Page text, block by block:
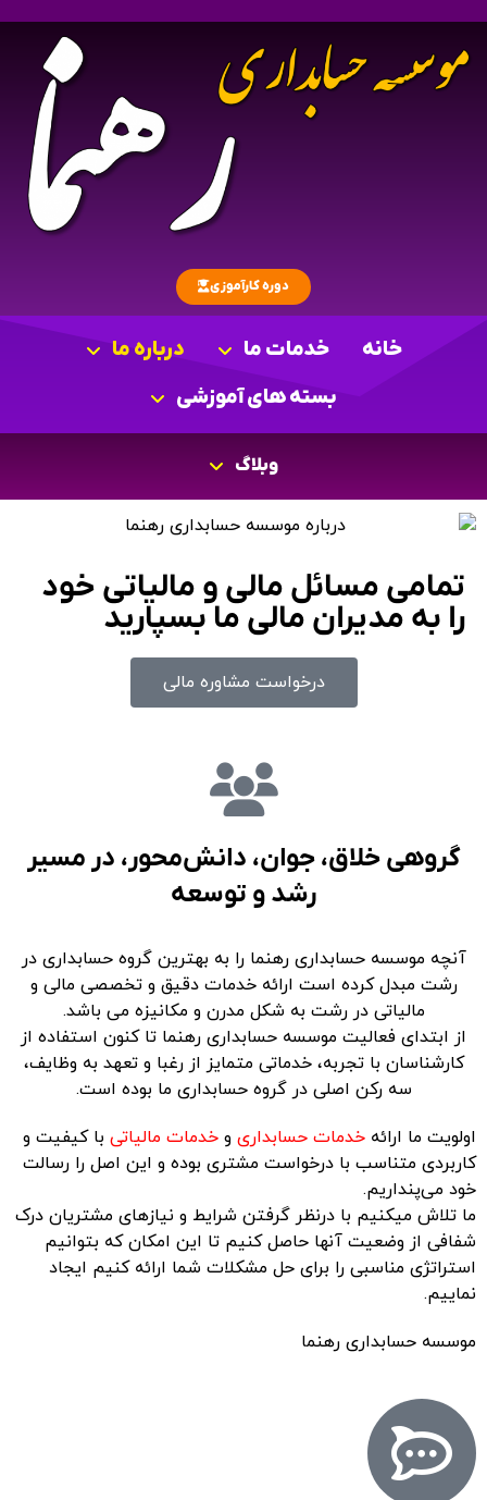
دوره کارآموزی
خانه خدمات ما
درباره ما
بسته های آموزشی
وبلاگ
تمامی مسائل مالی و مالیاتی خود
را به مدیران مالی ما بسپارید
درخواست مشاوره مالی
گروهی خلاق، جوان، دانش‌محور،‌ در مسیر
رشد و توسعه
آنچه موسسه حسابداری رهنما را به بهترین گروه حسابداری در
رشت مبدل کرده است ارائه خدمات دقیق و تخصصی مالی و
مالیاتی در رشت به شکل مدرن و مکانیزه می باشد.
از ابتدای فعالیت موسسه حسابداری رهنما تا کنون استفاده از
کارشناسان با تجربه، خدماتی متمایز از رغبا و تعهد به وظایف،
سه رکن اصلی در گروه حسابداری ما بوده است.
اولویت ما ارائه خدمات حسابداری و خدمات مالیاتی با کیفیت و
کاربردی متناسب با درخواست مشتری بوده و این اصل را رسالت
خود می‌پنداریم.
ما تلاش میکنیم با درنظر گرفتن شرایط و نیازهای مشتریان درک
شفافی از وضعیت آنها حاصل کنیم تا این امکان که بتوانیم
استراتژی مناسبی را برای حل مشکلات شما ارائه کنیم ایجاد
نماییم.
موسسه حسابداری رهنما